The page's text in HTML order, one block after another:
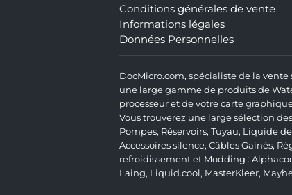
Conditions générales de vente
Informations légales
Données Personnelles
DocMicro.com, spécialiste de la
une large gamme de produits de
processeur et de votre carte
Vous trouverez une large sélection
Pompes, Réservoirs, Tuyau, Liquide
Accessoires silence, Câbles Gainés,
refroidissement et Modding :
Laing, Liquid.cool, MasterKleer,